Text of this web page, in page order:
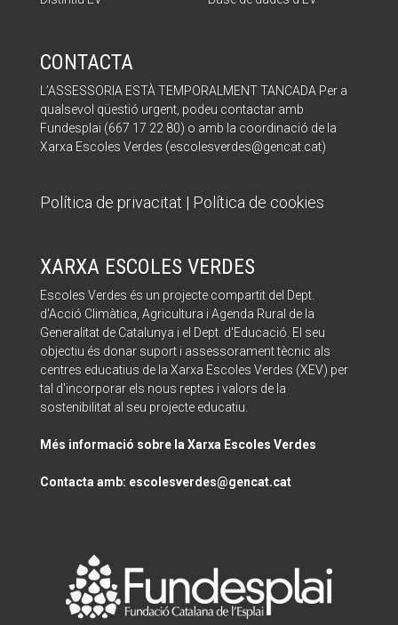
CONTACTA
L’ASSESSORIA ESTÀ TEMPORALMENT TANCADA Per a
qualsevol qüestió urgent, podeu contactar amb
Fundesplai (667 17 22 80) o amb la coordinació de la
Xarxa Escoles Verdes (escolesverdes@gencat.cat)
Política de privacitat | Política de cookies
XARXA ESCOLES VERDES
Escoles Verdes és un projecte compartit del Dept.
d'Acció Climàtica, Agricultura i Agenda Rural de la
Generalitat de Catalunya i el Dept. d'Educació. El seu
objectiu és donar suport i assessorament tècnic als
centres educatius de la Xarxa Escoles Verdes (XEV) per
tal d'incorporar els nous reptes i valors de la
sostenibilitat al seu projecte educatiu.
Més informació sobre la Xarxa Escoles Verdes
Contacta amb: escolesverdes@gencat.cat